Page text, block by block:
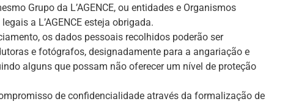
Grupo da L’AGENCE, ou entidades e Organismos
a L’AGENCE esteja obrigada.
os dados pessoais recolhidos poderão ser
e fotógrafos, designadamente para a angariação e
alguns que possam não oferecer um nível de proteção
de confidencialidade através da formalização de